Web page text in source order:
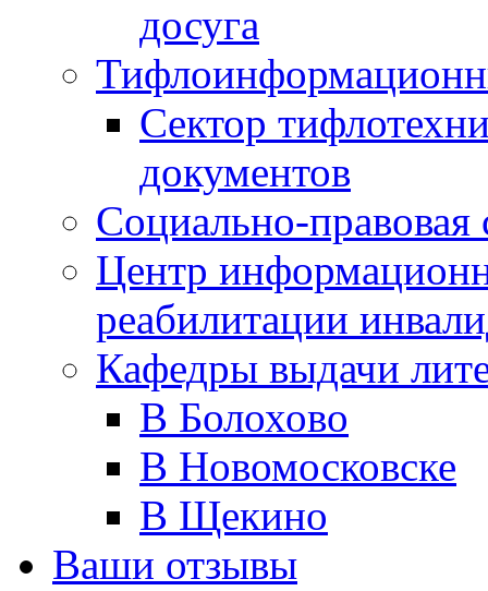
досуга
Сектор
документов
Социально-правовая
Центр
реабилитации
Кафедры выдачи
В Болохово
В Новомосковске
В Щекино
Ваши отзывы